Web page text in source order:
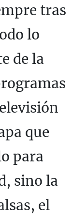
tras
lo
de la
que
para
sino la
el